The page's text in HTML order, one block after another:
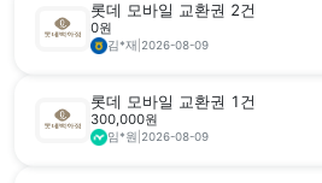
롯데 모바일 교환권 2건
0원
김*재 2026-08-09
롯데 모바일 교환권 1건
300,000원
임*원 2026-08-09